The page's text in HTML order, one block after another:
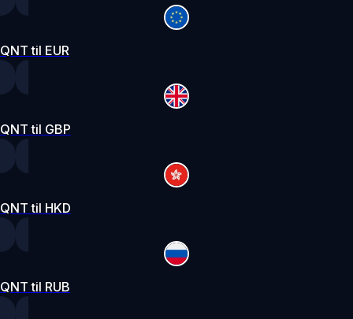
QNT til EUR
QNT til GBP
QNT til HKD
QNT til RUB